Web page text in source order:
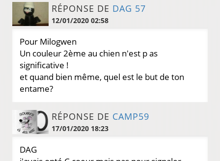
RÉPONSE DE DAG 57
12/01/2020 02:58
Pour Milogwen
Un couleur 2ème au chien n'est p as
significative !
et quand bien même, quel est le but de ton
entame?
RÉPONSE DE CAMP59
17/01/2020 18:23
DAG